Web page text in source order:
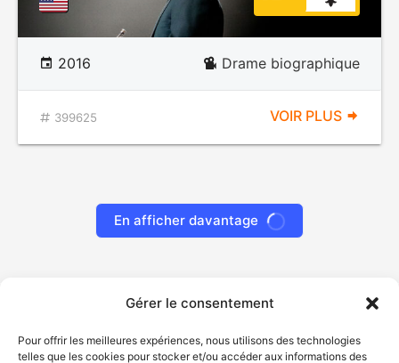
Gérer le consentement
Pour offrir les meilleures expériences, nous utilisons des technologies
telles que les cookies pour stocker et/ou accéder aux informations des
2016 Drame biographique
399625 VOIR PLUS
En afficher davantage